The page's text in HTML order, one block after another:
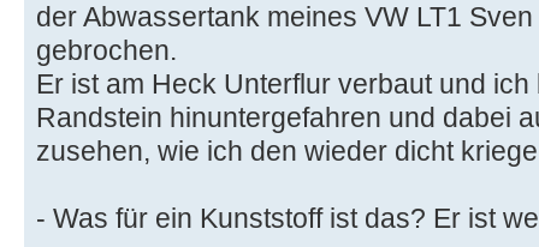
der Abwassertank meines VW LT1
gebrochen.
Er ist am Heck Unterflur verbaut und
Randstein hinuntergefahren und dabei
zusehen, wie ich den wieder dicht
- Was für ein Kunststoff ist das? Er ist